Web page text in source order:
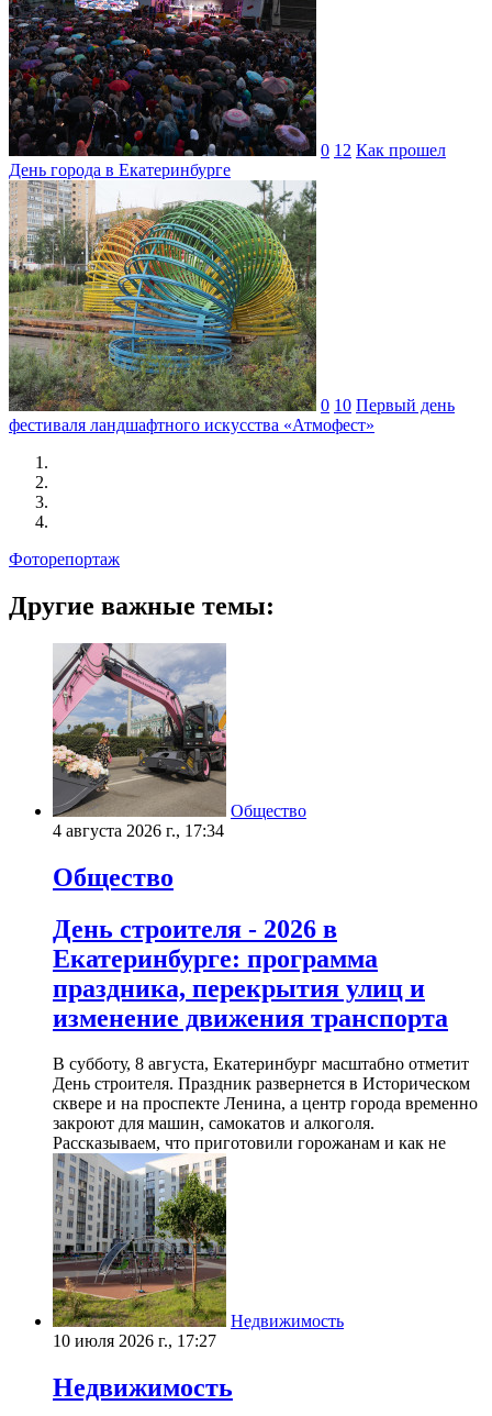
0 12 Как прошел
День города в Екатеринбурге
0 10 Первый день
фестиваля ландшафтного искусства «Атмофест»
Фоторепортаж
Другие важные темы:
Общество
4 августа 2026 г., 17:34
Общество
День строителя - 2026 в
Екатеринбурге: программа
праздника, перекрытия улиц и
изменение движения транспорта
В субботу, 8 августа, Екатеринбург масштабно отметит
День строителя. Праздник развернется в Историческом
сквере и на проспекте Ленина, а центр города временно
закроют для машин, самокатов и алкоголя.
Рассказываем, что приготовили горожанам и как не
Недвижимость
10 июля 2026 г., 17:27
Недвижимость